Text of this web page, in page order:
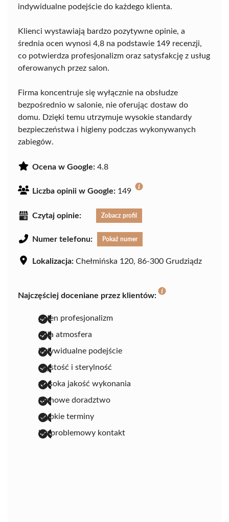
indywidualne podejście do każdego klienta.
Klienci wystawiają bardzo pozytywne opinie, a
średnia ocen wynosi 4,8 na podstawie 149 recenzji,
co potwierdza profesjonalizm oraz satysfakcję z usług
oferowanych przez salon.
Firma koncentruje się wyłącznie na obsłudze
bezpośrednio w salonie, nie oferując dostaw do
domu. Dzięki temu utrzymuje wysokie standardy
bezpieczeństwa i higieny podczas wykonywanych
zabiegów.
Ocena w Google: 4.8
Liczba opinii w Google: 149
Czytaj opinie: Zobacz profil
Numer telefonu: Pokaż numer
Lokalizacja: Chełmińska 120, 86-300 Grudziądz
Najczęściej doceniane przez klientów:
pełen profesjonalizm
miła atmosfera
indywidualne podejście
czystość i sterylność
wysoka jakość wykonania
fachowe doradztwo
szybkie terminy
bezproblemowy kontakt